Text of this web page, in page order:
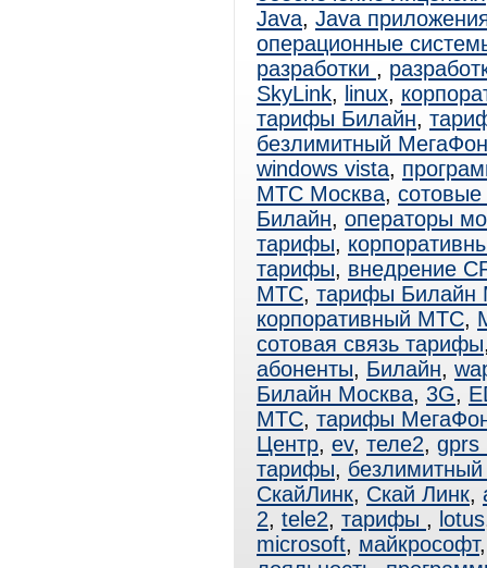
Java, Java
операционные
разработки ,
SkyLink, linux,
тарифы Билайн,
безлимитный МегаФон
windows vista,
МТС Москва,
Билайн, операторы
тарифы,
тарифы, внедрение
МТС, тарифы Билайн
корпоративный МТС,
сотовая связь тарифы
абоненты, Билайн,
Билайн Москва, 3G,
МТС, тарифы
Центр, ev, теле2, gprs
тарифы,
СкайЛинк, Скай Линк,
2, tele2, тарифы , lotus
microsoft, майкрософт